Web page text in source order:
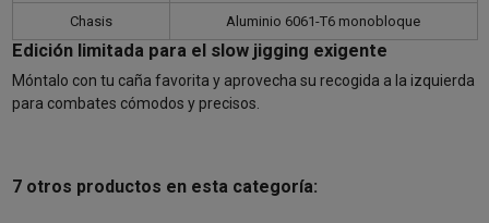
Chasis Aluminio 6061-T6 monobloque
Edición limitada para el slow jigging exigente
Móntalo con tu caña favorita y aprovecha su recogida a la izquierda
para combates cómodos y precisos.
7 otros productos en esta categoría: